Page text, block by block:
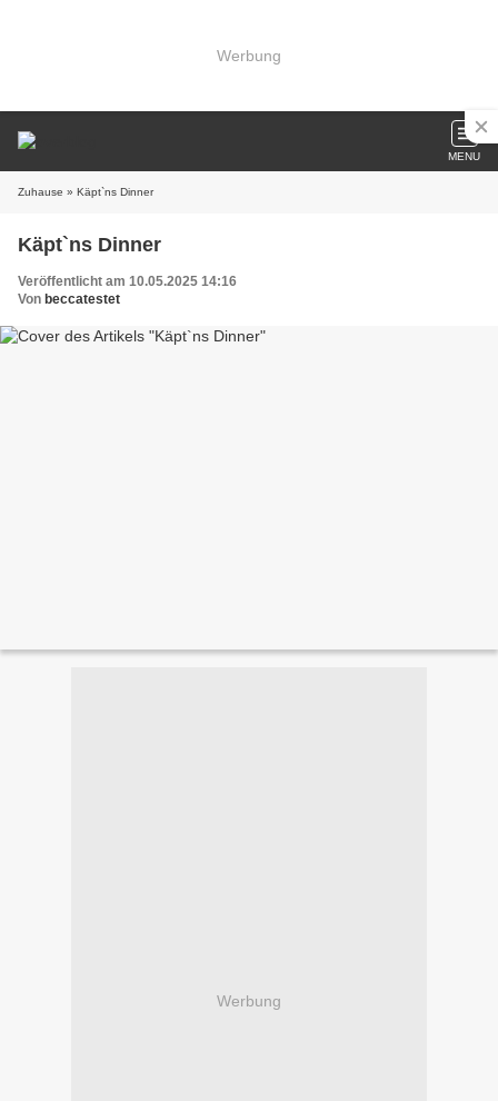
Werbung
MENU
Zuhause » Käpt`ns Dinner
Käpt`ns Dinner
Veröffentlicht am 10.05.2025 14:16
Von beccatestet
Werbung